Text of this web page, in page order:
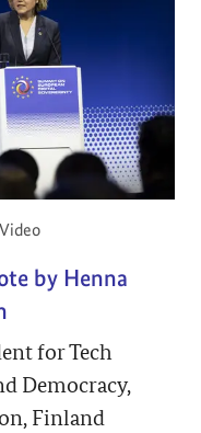
Video
by Henna
for Tech
Democracy,
Finland